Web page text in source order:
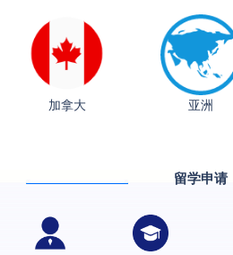
加拿大 亚洲
留学申请
格拉斯哥大学国际商务